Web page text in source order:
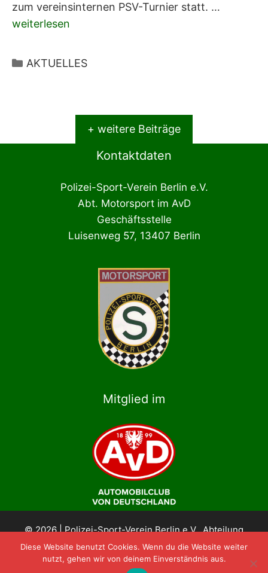
zum vereinsinternen PSV-Turnier statt. …
weiterlesen
Kategorien
AKTUELLES
+ weitere Beiträge
Kontaktdaten
Polizei-Sport-Verein Berlin e.V.
Abt. Motorsport im AvD
Geschäftsstelle
Luisenweg 57, 13407 Berlin
Mitglied im
© 2026 | Polizei-Sport-Verein Berlin e.V., Abteilung
Motorsport im AvD
Diese Website benutzt Cookies. Wenn du die Website weiter
nutzt, gehen wir von deinem Einverständnis aus.